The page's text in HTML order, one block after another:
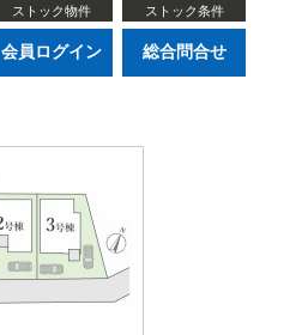
ストック物件 ストック条件
会員ログイン 総合問合せ